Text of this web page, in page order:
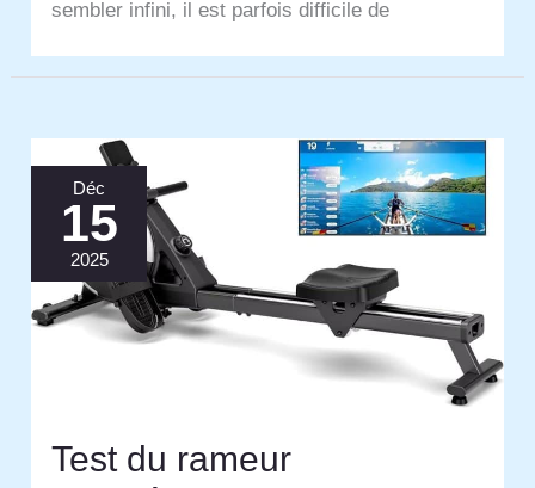
sembler infini, il est parfois difficile de
Déc
15
2025
Test du rameur